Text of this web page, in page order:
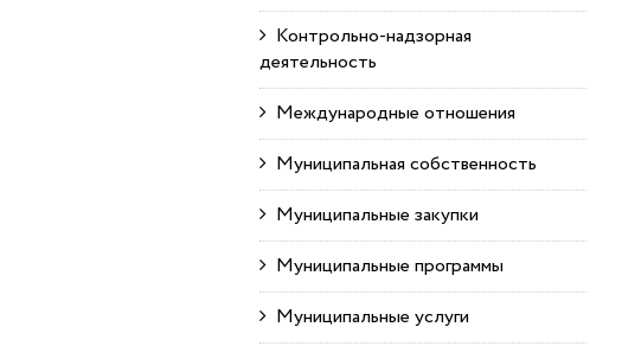
Контрольно-надзорная
деятельность
Международные отношения
Муниципальная собственность
Муниципальные закупки
Муниципальные программы
Муниципальные услуги